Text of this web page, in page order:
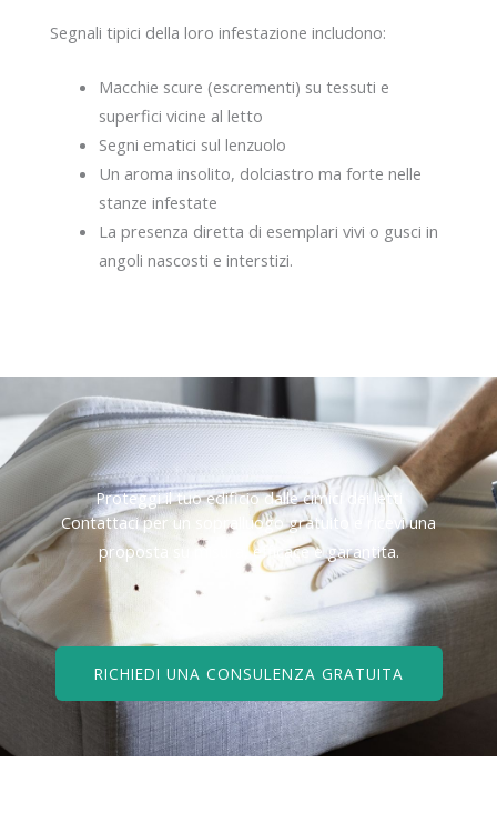
Segnali tipici della loro infestazione includono:
Macchie scure (escrementi) su tessuti e
superfici vicine al letto
Segni ematici sul lenzuolo
Un aroma insolito, dolciastro ma forte nelle
stanze infestate
La presenza diretta di esemplari vivi o gusci in
angoli nascosti e interstizi.
Proteggi il tuo edificio dalle cimici dei letti
Contattaci per un sopralluogo gratuito e ricevi una
proposta su misura, efficace e garantita.
RICHIEDI UNA CONSULENZA GRATUITA